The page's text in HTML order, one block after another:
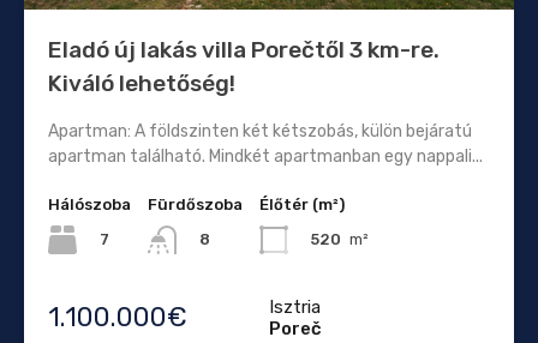
Eladó új lakás villa Porečtől 3 km-re.
Kiváló lehetőség!
Apartman: A földszinten két kétszobás, külön bejáratú
apartman található. Mindkét apartmanban egy nappali...
Hálószoba
7
Fürdőszoba
8
Élőtér (m²)
520 m²
1.100.000€
Isztria
Poreč